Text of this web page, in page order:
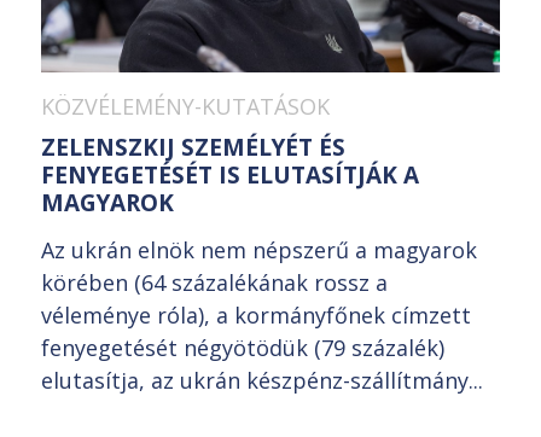
KÖZVÉLEMÉNY-KUTATÁSOK
ZELENSZKIJ SZEMÉLYÉT ÉS
FENYEGETÉSÉT IS ELUTASÍTJÁK A
MAGYAROK
Az ukrán elnök nem népszerű a magyarok
körében (64 százalékának rossz a
véleménye róla), a kormányfőnek címzett
fenyegetését négyötödük (79 százalék)
elutasítja, az ukrán készpénz-szállítmány...